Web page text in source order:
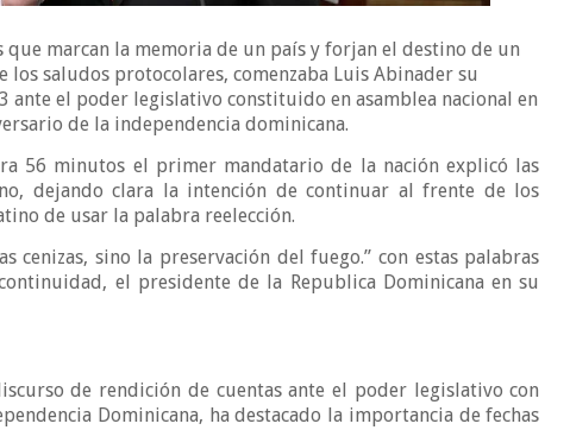
que marcan la memoria de un país y forjan el destino de un
los saludos protocolares, comenzaba Luis Abinader su
ante el poder legislativo constituido en asamblea nacional en
de la independencia dominicana.
56 minutos el primer mandatario de la nación explicó las
dejando clara la intención de continuar al frente de los
de usar la palabra reelección.
cenizas, sino la preservación del fuego.” con estas palabras
el presidente de la Republica Dominicana en su
de rendición de cuentas ante el poder legislativo con
Dominicana, ha destacado la importancia de fechas